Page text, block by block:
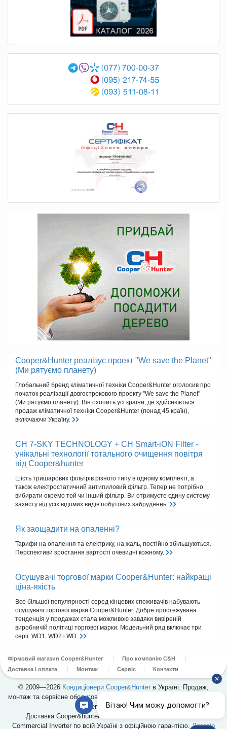
Cooper&Hunter реалізує проект "We save the Planet"
(Ми рятуємо планету)
Глобальний бренд кліматичної техніки Cooper&Hunter оголосив про
початок реалізації довгострокового проекту "We save the Planet"
(Ми рятуємо планету). Він охопить усі країни, де здійснюється
продаж кліматичної техніки Cooper&Hunter (понад 45 країн),
включаючи Україну.
CH 7-SKY TECHNOLOGY + CH Smart-iON Filter -
унікальні технології тотального очищення повітря
від Cooper&hunter
Шість тришарових фільтрів різного типу в одному комплекті, а
також електростатичний антипиловий фільтр. Тепер не потрібно
вибирати окремо той чи інший фільтр. Ви отримуєте єдину систему
захисту від усіх відомих видів побутових забруднень.
Як заощадити на опаленні?
Тарифи на опалення та електрику, на жаль, постійно збільшуються.
Перспективи зростання вартості очевидні кожному.
Осушувачі торгової марки Cooper&Hunter: найкращі
ціна-якість
Все більшої популярності серед кінцевих споживачів набувають
осушувачі торгової марки Cooper&Hunter. Добре простежувана
тенденція у продажах стала можливою завдяки вивіреній
виробничій політиці торгової марки. Модельний ряд включає три
серії: WD1, WD2 і WD.
Фірмовий магазин Cooper&Hunter
Про компанію C&H
Доставка і оплата
Монтаж Сервіс Контакти
© 2009—2026 Кондиціонери Cooper&Hunter в Україні. Продаж,
монтаж та сервісне обслуговування кондиціонерів. Офіційний дилер
Cooper&Hunter в Україні.
Доставка Cooper&hunter CH-IF18NK4 /CH-IU18NK4 Nordic
Commercial Inverter по всій Україні з офіційною гарантією.Договір